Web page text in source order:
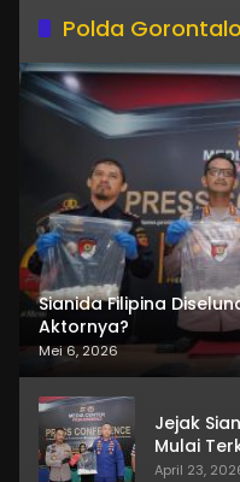
Polda Gorontalo
Sianida Filipina
Aktornya?
Mei 6, 2026
Jejak
Mulai
April 23,